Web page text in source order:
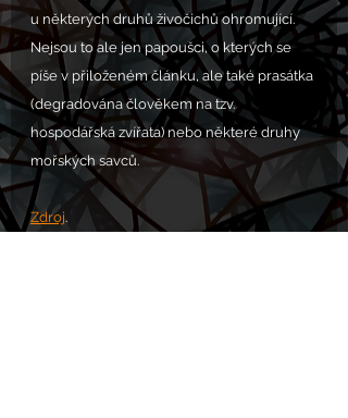
u některých druhů živočichů ohromující.
Nejsou to ale jen papoušci, o kterých se
píše v přiloženém článku, ale také prasátka
(degradována člověkem na tzv.
hospodářská zvířata) nebo některé druhy
mořských savců.
Zdroj.